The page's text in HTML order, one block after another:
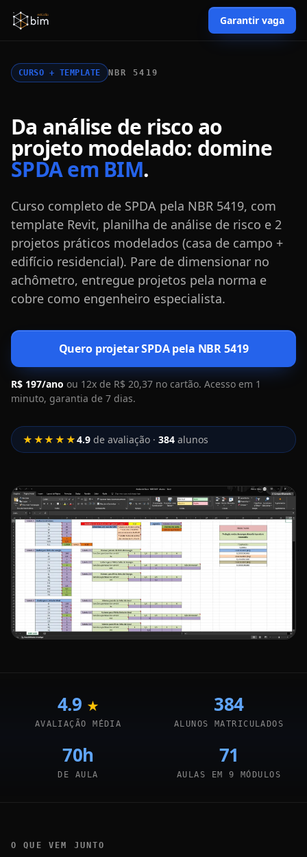
Garantir vaga
CURSO + TEMPLATE NBR 5419
Da análise de risco ao
projeto modelado: domine
SPDA em BIM.
Curso completo de SPDA pela NBR 5419, com
template Revit, planilha de análise de risco e 2
projetos práticos modelados (casa de campo +
edifício residencial). Pare de dimensionar no
achômetro, entregue projetos pela norma e
cobre como engenheiro especialista.
Quero projetar SPDA pela NBR 5419
R$ 197/ano ou 12x de R$ 20,37 no cartão. Acesso em 1
minuto, garantia de 7 dias.
★★★★★4.9de avaliação · 384alunos
4.9 ★
AVALIAÇÃO MÉDIA
384
ALUNOS MATRICULADOS
70h
DE AULA
71
AULAS EM 9 MÓDULOS
O QUE VEM JUNTO